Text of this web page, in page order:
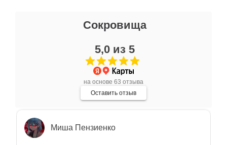
Сокровища
5,0 из 5
на основе 63 отзыва
Оставить отзыв
Очень большой выбор украшений! Каждое -
индивидуально и завораживает своей
красотой! Трудно не купить всё! Спасибо!
Отзыв Яндекс.Карты
Миша Пензиенко